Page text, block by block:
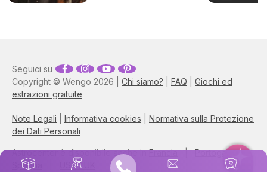
conoscere il tuo segno e
quello del tuo partner o
Copyright © Wengo 2026 | Chi siamo? FAQ
Giochi ed
estrazioni gratuite
Note Legali Informativa cookies
Normativa sulla Protezione
dei Dati Personali
Seguici su
Astrocenter è disponibile anche inFrancia|Portogalllo|
Spagna
USA / UK